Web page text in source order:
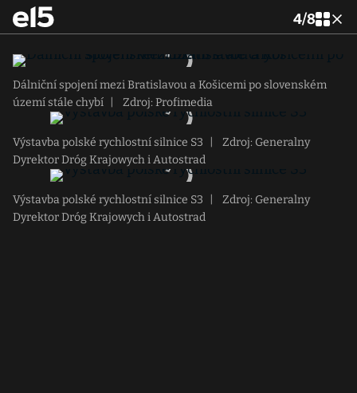
4/8
Dálniční spojení mezi Bratislavou a Košicemi po slovenském
území stále chybí
Zdroj: Profimedia
Výstavba polské rychlostní silnice S3
Zdroj: Generalny
Dyrektor Dróg Krajowych i Autostrad
Výstavba polské rychlostní silnice S3
Zdroj: Generalny
Dyrektor Dróg Krajowych i Autostrad